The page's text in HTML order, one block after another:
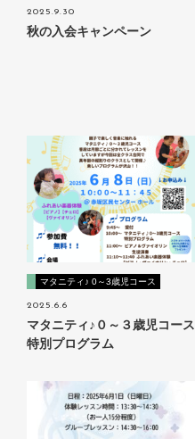
2025.9.30
秋の入会キャンペーン
マタニティ♪ 0～3歳児コース
2025.6.6
マタニティ♪０～３歳児コース
特別プログラム